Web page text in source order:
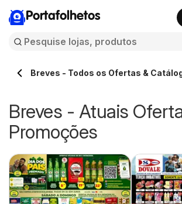
Portafolhetos
Breves - Todos os Ofertas &
Breves - Atuais
Promoções